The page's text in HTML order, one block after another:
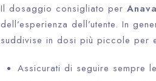
Il dosaggio consigliato per
dell’esperienza dell’utente. In
suddivise in dosi più piccole per
Assicurati di seguire sempre